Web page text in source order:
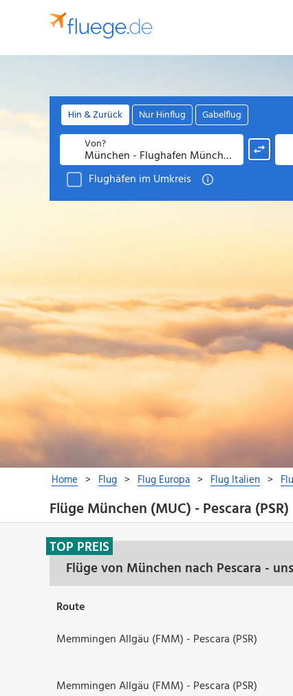
Flüge München (MUC) - Pescara (PSR)
Flüge von München nach Pescara -
TOP PREIS
Route
Memmingen Allgäu (FMM) - Pescara (PSR)
Memmingen Allgäu (FMM) - Pescara (PSR)